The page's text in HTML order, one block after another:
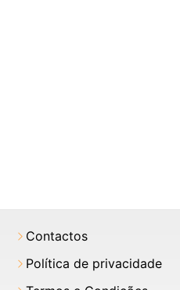
Contactos
Política de privacidade